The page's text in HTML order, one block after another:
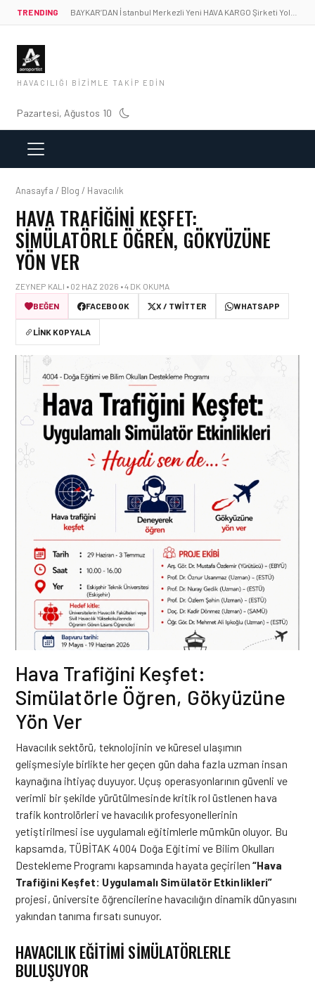
TRENDING
HAVACILIĞI BIZIMLE TAKIP EDIN
Pazartesi, Ağustos 10
Anasayfa / Blog / Havacılık
HAVA TRAFIĞINI KEŞFET:
SIMÜLATÖRLE ÖĞREN, GÖKYÜZÜNE
YÖN VER
ZEYNEP KALI • 02 HAZ 2026 • 4 DK OKUMA
BEĞEN
FACEBOOK X / TWITTER WHATSAPP
LINK KOPYALA
Hava Trafiğini Keşfet:
Simülatörle Öğren, Gökyüzüne
Yön Ver
Havacılık sektörü, teknolojinin ve küresel ulaşımın
gelişmesiyle birlikte her geçen gün daha fazla uzman insan
kaynağına ihtiyaç duyuyor. Uçuş operasyonlarının güvenli ve
verimli bir şekilde yürütülmesinde kritik rol üstlenen hava
trafik kontrolörleri ve havacılık profesyonellerinin
yetiştirilmesi ise uygulamalı eğitimlerle mümkün oluyor. Bu
kapsamda, TÜBİTAK 4004 Doğa Eğitimi ve Bilim Okulları
Destekleme Programı kapsamında hayata geçirilen “Hava
Trafiğini Keşfet: Uygulamalı Simülatör Etkinlikleri”
projesi, üniversite öğrencilerine havacılığın dinamik dünyasını
yakından tanıma fırsatı sunuyor.
HAVACILIK EĞITIMI SIMÜLATÖRLERLE
BULUŞUYOR